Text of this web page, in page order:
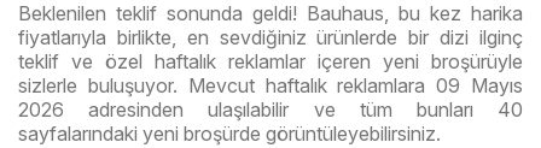
Beklenilen teklif sonunda geldi! Bauhaus, bu kez harika
fiyatlarıyla birlikte, en sevdiğiniz ürünlerde bir dizi ilginç
teklif ve özel haftalık reklamlar içeren yeni broşürüyle
sizlerle buluşuyor. Mevcut haftalık reklamlara 09 Mayıs
2026 adresinden ulaşılabilir ve tüm bunları 40
sayfalarındaki yeni broşürde görüntüleyebilirsiniz.